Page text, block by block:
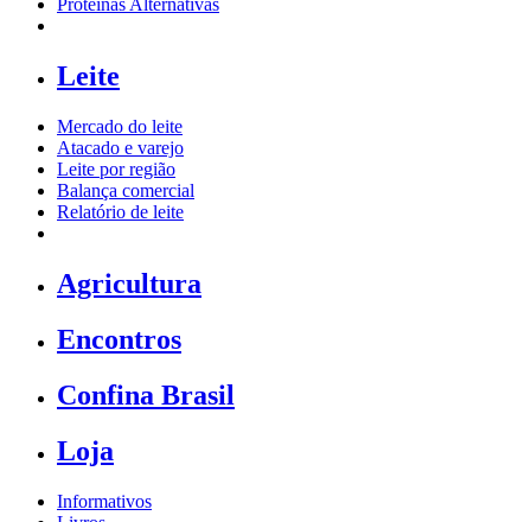
Proteínas Alternativas
Leite
Mercado do leite
Atacado e varejo
Leite por região
Balança comercial
Relatório de leite
Agricultura
Encontros
Confina Brasil
Loja
Informativos